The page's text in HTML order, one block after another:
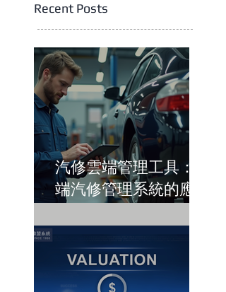
Recent Posts
汽修雲端管理工具：雲
端汽修管理系統的應用